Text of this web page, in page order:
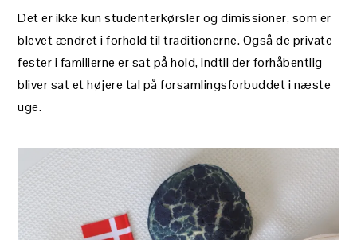
Det er ikke kun studenterkørsler og dimissioner, som er
blevet ændret i forhold til traditionerne. Også de private
fester i familierne er sat på hold, indtil der forhåbentlig
bliver sat et højere tal på forsamlingsforbuddet i næste
uge.